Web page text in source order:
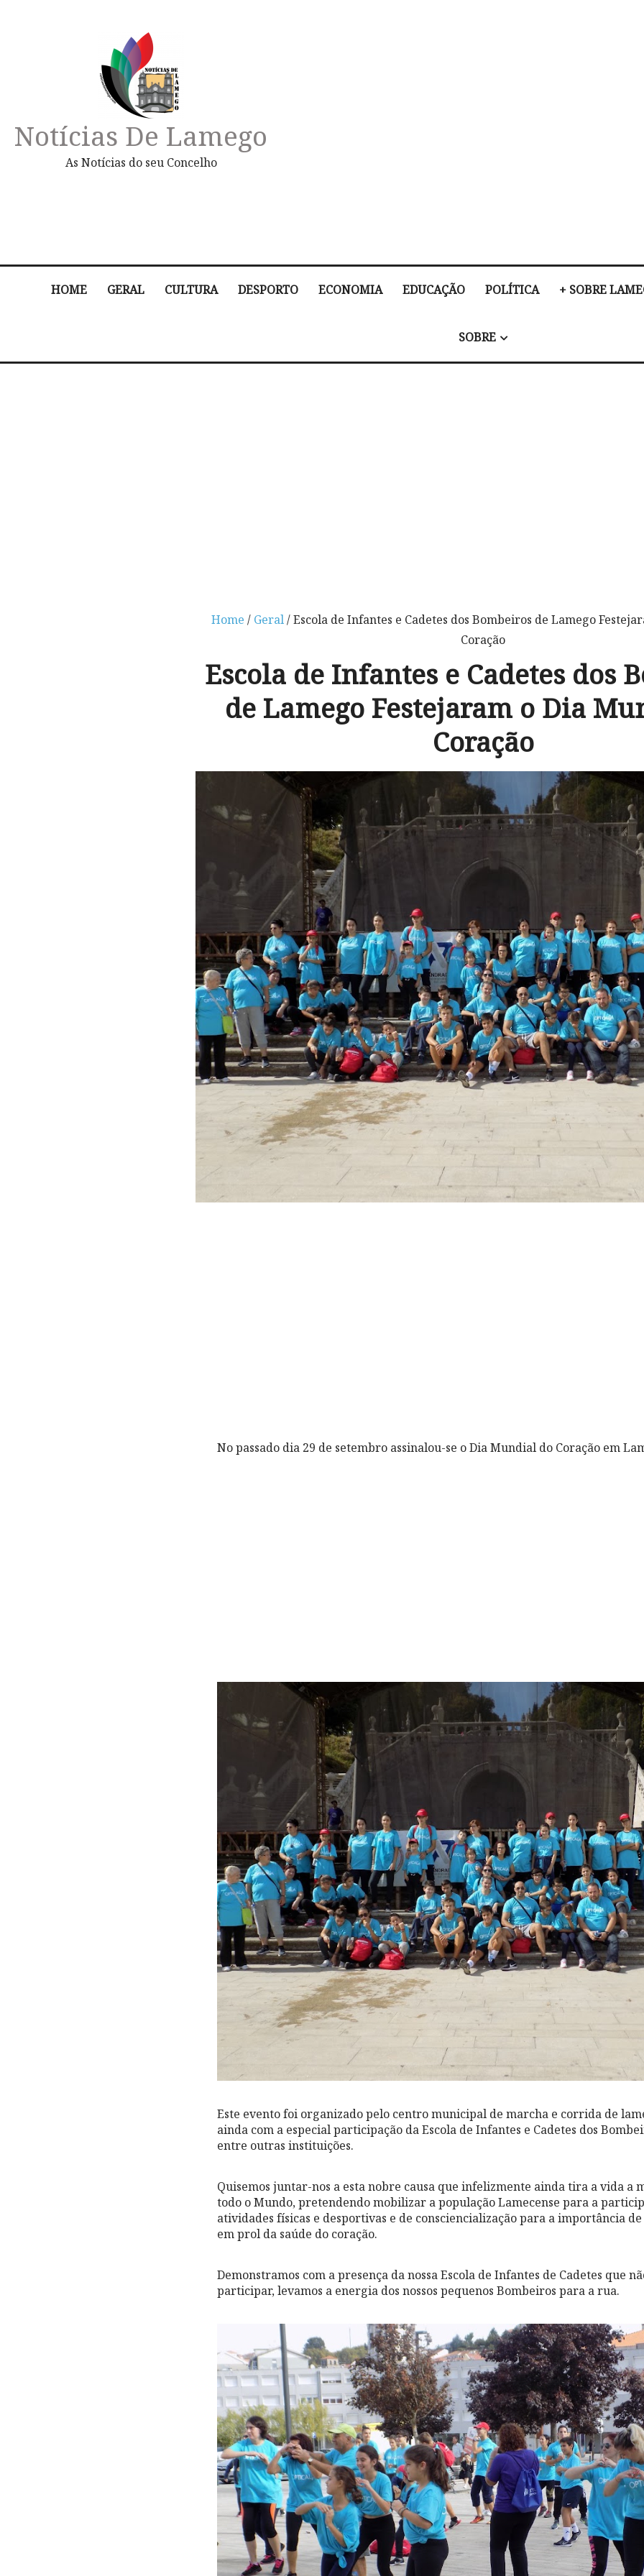
Notícias De Lamego
As Notícias do seu Concelho
HOME GERAL CULTURA DESPORTO ECONOMIA EDUCAÇÃO POLÍTICA + SOBRE
SOBRE
Home / Geral/ Escola de Infantes e Cadetes dos Bombeiros de Lamego
Coração
Escola de Infantes e Cadetes dos
de Lamego Festejaram o Dia
Coração
No passado dia 29 de setembro assinalou-se o Dia Mundial do Coração em
Este evento foi organizado pelo centro municipal de marcha e corrida de
ainda com a especial participação da Escola de Infantes e Cadetes dos
entre outras instituições.
Quisemos juntar-nos a esta nobre causa que infelizmente ainda tira a vida a
todo o Mundo, pretendendo mobilizar a população Lamecense para a
atividades físicas e desportivas e de consciencialização para a importância
em prol da saúde do coração.
Demonstramos com a presença da nossa Escola de Infantes de Cadetes que
participar, levamos a energia dos nossos pequenos Bombeiros para a rua.